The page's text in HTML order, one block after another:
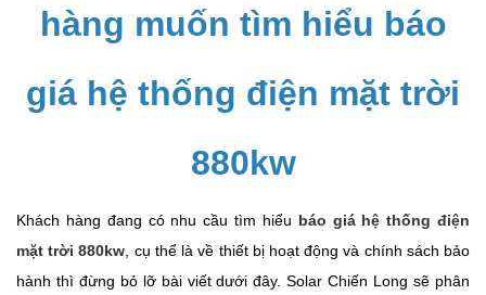
hàng muốn tìm hiểu báo
giá hệ thống điện mặt trời
880kw
Khách hàng đang có nhu cầu tìm hiểu báo giá hệ thống điện
mặt trời 880kw , cụ thể là về thiết bị hoạt động và chính sách bảo
hành thì đừng bỏ lỡ bài viết dưới đây. Solar Chiến Long sẽ phân